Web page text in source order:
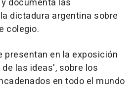
documenta las
dictadura argentina sobre
colegio.
presentan en la exposición
las ideas', sobre los
en todo el mundo